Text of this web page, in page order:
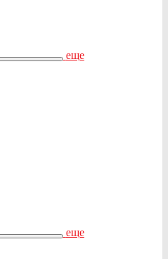
еще
еще